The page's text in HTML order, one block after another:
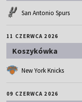
San Antonio Spurs
11 CZERWCA 2026
Koszykówka
New York Knicks
09 CZERWCA 2026